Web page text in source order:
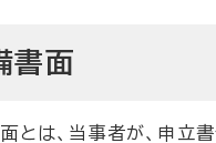
書面
とは、当事者が、申立